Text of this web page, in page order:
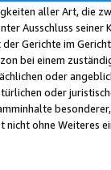
aller Art, die
Ausschluss
Gerichte im
bei einem
oder
oder
ohne Weiteres